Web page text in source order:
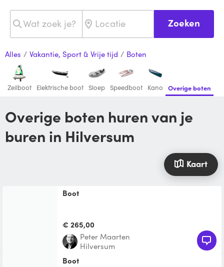
Zoeken
Alles / Vakantie, Sport & Vrije tijd / Boten
Zeilboot Elektrische boot Sloep Speedboot Kano Overige boten
Overige boten huren van je
buren in Hilversum
Kaart
boot
€ 265,00
Peter Maarten
Hilversum
boot